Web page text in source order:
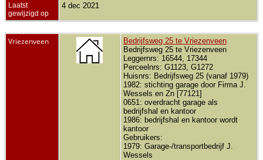
Laatst
gewijzigd op
4 dec 2021
Vriezenveen
Bedrijfsweg 25 te Vriezenveen
Bedrijfsweg 25 te Vriezenveen
Leggernrs: 16544, 17344
Perceelnrs: G1123, G1272
Huisnrs: Bedrijfsweg 25 (vanaf 1979)
1982: stichting garage door Firma J.
Wessels en Zn [77121]
0651: overdracht garage als
bedrijfshal en kantoor
1986: bedrijfshal en kantoor wordt
kantoor
Gebruikers:
1979: Garage-/transportbedrijf J.
Wessels